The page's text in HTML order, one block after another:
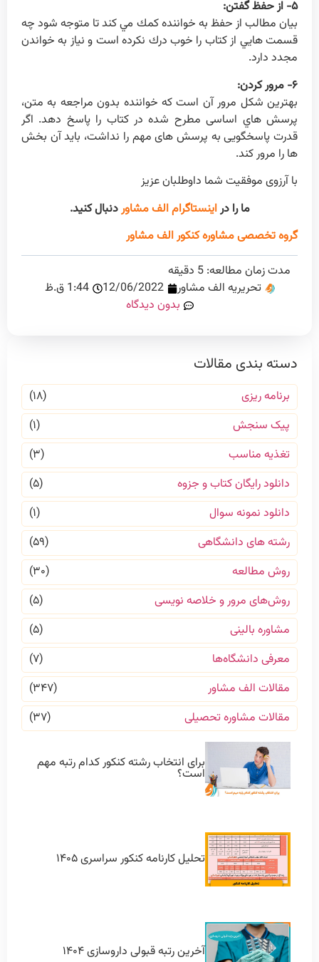
۵- از حفظ گفتن:
بيان مطالب از حفظ به خواننده كمك مي كند تا متوجه شود چه
قسمت هايي از كتاب را خوب درك نكرده است و نياز به خواندن
مجدد دارد.
۶- مرور كردن:
بهترين شكل مرور آن است كه خواننده بدون مراجعه به متن،
پرسش هاي اساسی مطرح شده در كتاب را پاسخ دهد. اگر
قدرت پاسخگويی به پرسش های مهم را نداشت، بايد آن بخش
ها را مرور كند.
با آرزوی موفقیت شما داوطلبان عزیز
ما را دراینستاگرام الف مشاوردنبال کنید.
گروه تخصصی مشاوره کنکور الف مشاور
مدت زمان مطالعه: 5 دقیقه
تحریریه الف مشاور
12/06/2022
1:44 ق.ظ
بدون دیدگاه
دسته بندی مقالات
برنامه ریزی
(۱۸)
پیک سنجش
(۱)
تغذیه مناسب
(۳)
دانلود رایگان کتاب و جزوه
(۵)
دانلود نمونه سوال
(۱)
رشته های دانشگاهی
(۵۹)
روش مطالعه
(۳۰)
روش‌های مرور و خلاصه نویسی
(۵)
مشاوره بالینی
(۵)
معرفی دانشگاه‌ها
(۷)
مقالات الف مشاور
(۳۴۷)
مقالات مشاوره تحصیلی
(۳۷)
برای انتخاب رشته کنکور کدام رتبه مهم
است؟
تحلیل کارنامه کنکور سراسری ۱۴۰۵
آخرین رتبه قبولی داروسازی ۱۴۰۴